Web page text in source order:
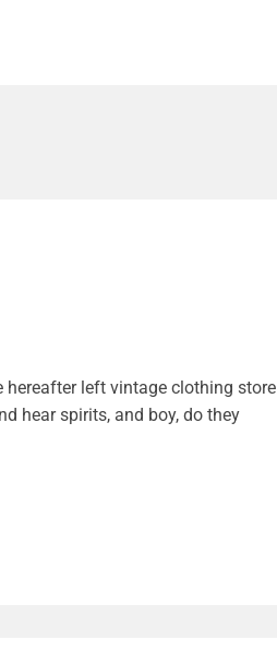
hereafter left vintage clothing store
hear spirits, and boy, do they